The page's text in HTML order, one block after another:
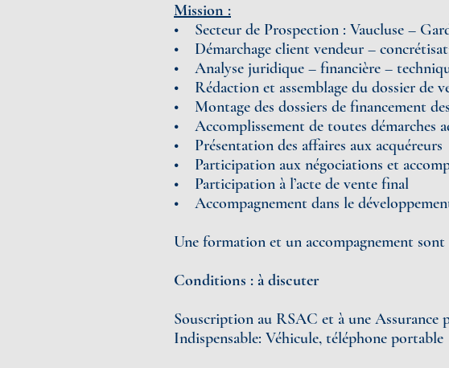
Mission :
• Secteur de Prospection : Vaucluse –
• Démarchage client vendeur –
• Analyse juridique – financière –
• Rédaction et assemblage du dossier de
• Montage des dossiers de financement
• Accomplissement de toutes démarches
• Présentation des affaires aux acquéreurs
• Participation aux négociations et
• Participation à l’acte de vente final
• Accompagnement dans le
Une formation et un accompagnement
Conditions : à discuter
Souscription au RSAC et à une
Indispensable: Véhicule, téléphone portable